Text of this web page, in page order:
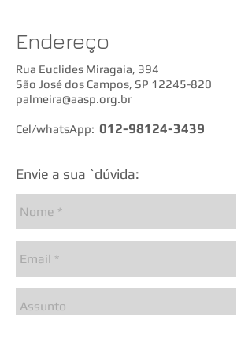
Endereço
​Rua Euclides Miragaia, 394
São José dos Campos, SP 12245-820
palmeira@aasp.org.br
Cel/whatsApp: 012-98124-3439
Envie a sua `dúvida: